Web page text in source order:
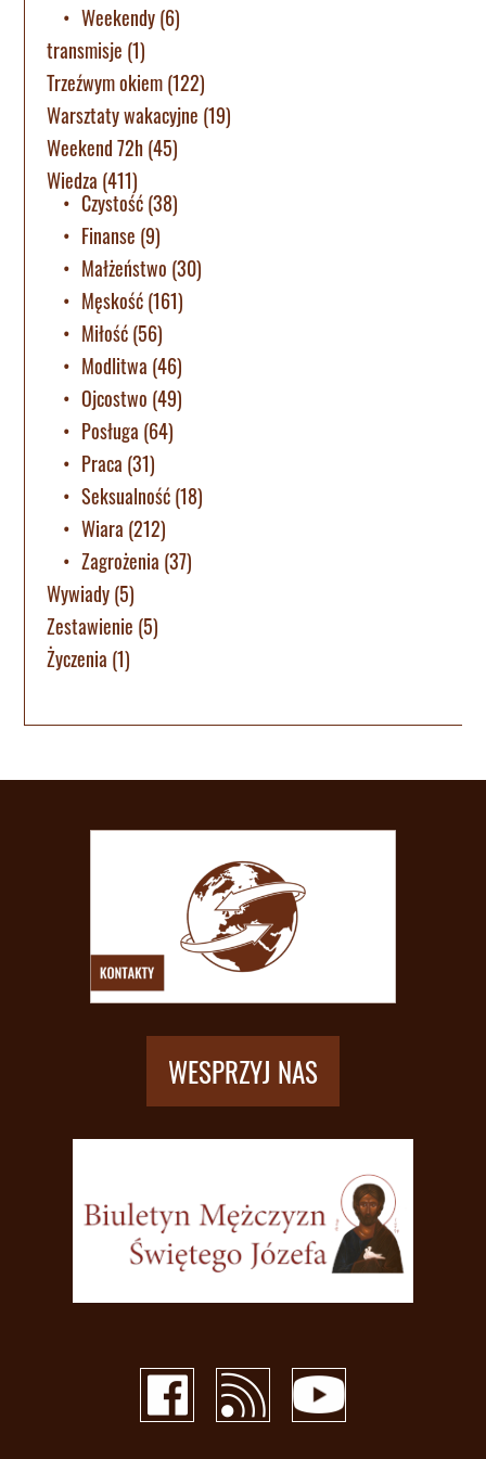
Weekendy(6)
transmisje (1)
Trzeźwym okiem(122)
Warsztaty wakacyjne (19)
Weekend 72h(45)
Wiedza (411)
Czystość(38)
Finanse (9)
Małżeństwo (30)
Męskość(161)
Miłość(56)
Modlitwa (46)
Ojcostwo (49)
Posługa (64)
Praca (31)
Seksualność(18)
Wiara (212)
Zagrożenia (37)
Wywiady(5)
Zestawienie (5)
Życzenia (1)
WESPRZYJ NAS